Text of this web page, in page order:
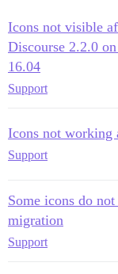
Icons not visible
Discourse 2.2.0
16.04
Support
Icons not working
Support
Some icons do
migration
Support